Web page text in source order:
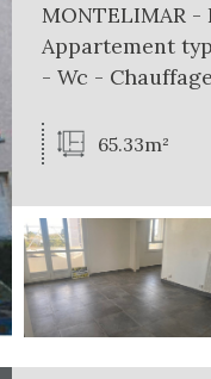
MONTELIMAR
Appartement
- Wc -
65.33m²